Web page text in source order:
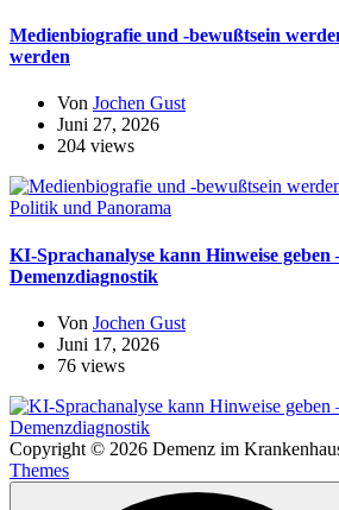
Medienbiografie und -bewußtsein
werden
Von Jochen Gust
Juni 27, 2026
204 views
Politik und Panorama
KI-Sprachanalyse kann Hinweise geben
Demenzdiagnostik
Von Jochen Gust
Juni 17, 2026
76 views
Copyright © 2026 Demenz im
Themes